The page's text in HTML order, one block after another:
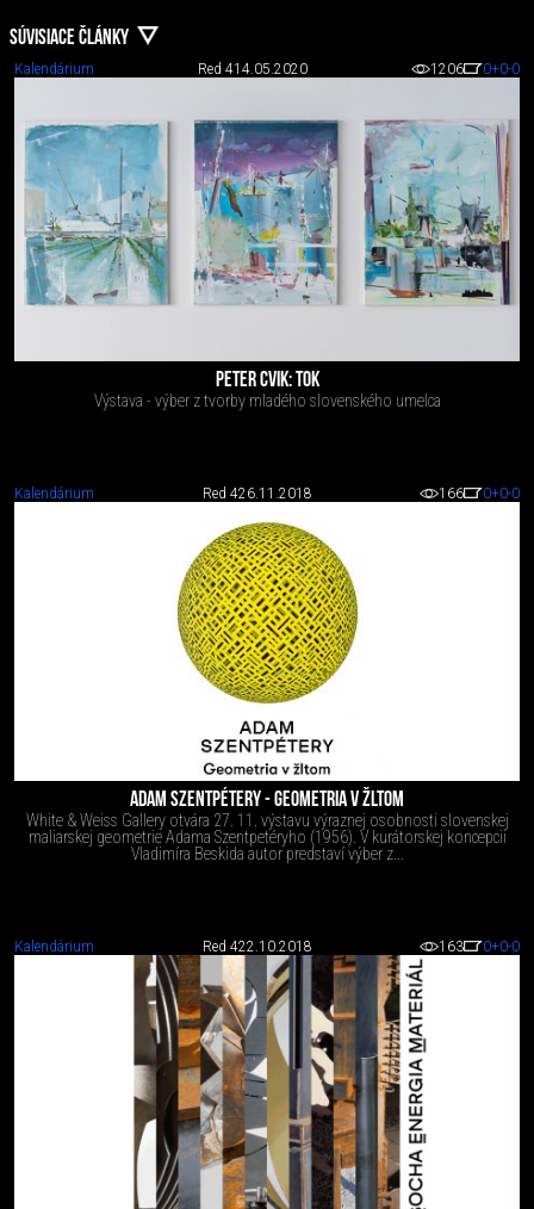
SÚVISIACE ČLÁNKY
Kalendárium Red 414.05.2020 1206 0+0-0
PETER CVIK: TOK
Výstava - výber z tvorby mladého slovenského umelca
Kalendárium Red 426.11.2018 166 0+0-0
ADAM SZENTPÉTERY - GEOMETRIA V ŽLTOM
White & Weiss Gallery otvára 27. 11. výstavu výraznej osobnosti slovenskej
maliarskej geometrie Adama Szentpetéryho (1956). V kurátorskej koncepcii
Vladimíra Beskida autor predstaví výber z...
Kalendárium Red 422.10.2018 163 0+0-0